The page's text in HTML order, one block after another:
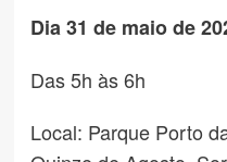
Dia 31 de maio de
Das 5h às 6h
Local: Parque Porto